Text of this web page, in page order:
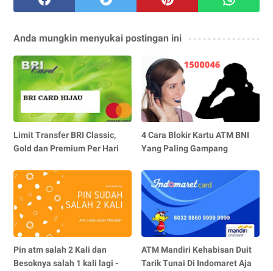
Anda mungkin menyukai postingan ini
Limit Transfer BRI Classic,
Gold dan Premium Per Hari
4 Cara Blokir Kartu ATM BNI
Yang Paling Gampang
Pin atm salah 2 Kali dan
Besoknya salah 1 kali lagi -
ATM Mandiri Kehabisan Duit
Tarik Tunai Di Indomaret Aja